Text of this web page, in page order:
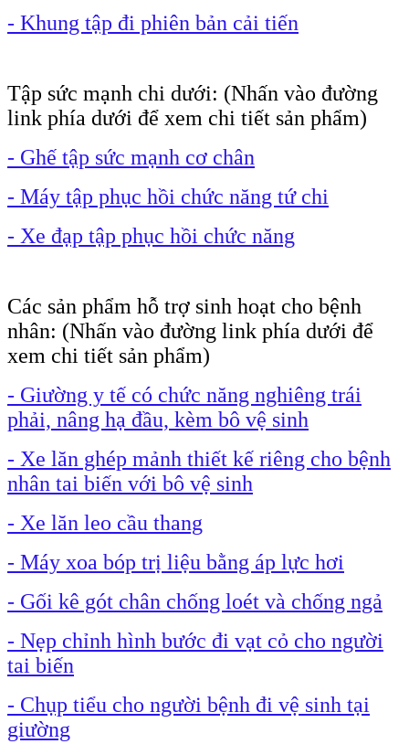
- Khung tập đi phiên bản cải tiến
Tập sức mạnh chi dưới: (Nhấn vào đường
link phía dưới để xem chi tiết sản phẩm)
- Ghế tập sức mạnh cơ chân
- Máy tập phục hồi chức năng tứ chi
- Xe đạp tập phục hồi chức năng
Các sản phẩm hỗ trợ sinh hoạt cho bệnh
nhân: (Nhấn vào đường link phía dưới để
xem chi tiết sản phẩm)
- Giường y tế có chức năng nghiêng trái
phải, nâng hạ đầu, kèm bô vệ sinh
- Xe lăn ghép mảnh thiết kế riêng cho bệnh
nhân tai biến với bô vệ sinh
- Xe lăn leo cầu thang
- Máy xoa bóp trị liệu bằng áp lực hơi
- Gối kê gót chân chống loét và chống ngả
- Nẹp chỉnh hình bước đi vạt cỏ cho người
tai biến
- Chụp tiểu cho người bệnh đi vệ sinh tại
giường